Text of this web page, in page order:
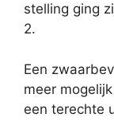
stelling ging
2.
Een
meer
een terechte